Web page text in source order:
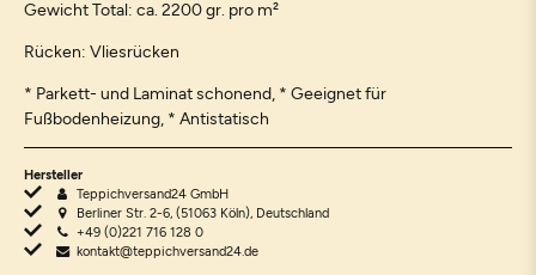
Gewicht Total: ca. 2200 gr. pro m²
Rücken: Vliesrücken
* Parkett- und Laminat schonend, * Geeignet für
Fußbodenheizung, * Antistatisch
Hersteller
Teppichversand24 GmbH
Berliner Str. 2-6, (51063 Köln), Deutschland
+49 (0)221 716 128 0
kontakt@teppichversand24.de